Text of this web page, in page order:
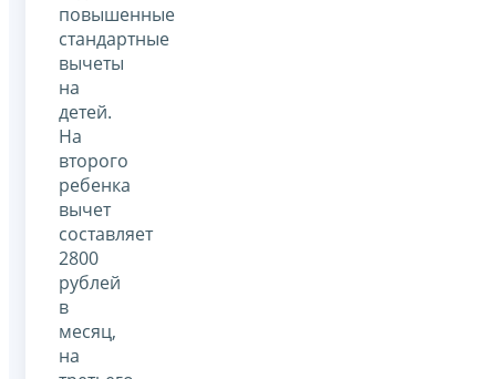
повышенные
стандартные
вычеты
на
детей.
На
второго
ребенка
вычет
составляет
2800
рублей
в
месяц,
на